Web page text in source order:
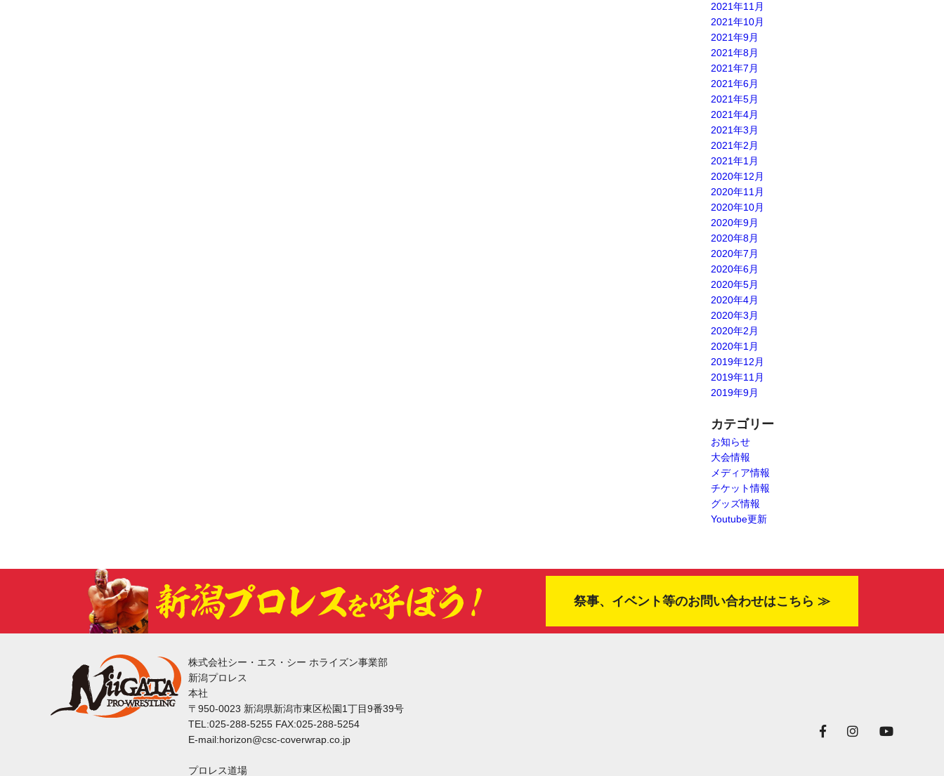
2021年11月
2021年10月
2021年9月
2021年8月
2021年7月
2021年6月
2021年5月
2021年4月
2021年3月
2021年2月
2021年1月
2020年12月
2020年11月
2020年10月
2020年9月
2020年8月
2020年7月
2020年6月
2020年5月
2020年4月
2020年3月
2020年2月
2020年1月
2019年12月
2019年11月
2019年9月
カテゴリー
お知らせ
大会情報
メディア情報
チケット情報
グッズ情報
Youtube更新
祭事、イベント等のお問い合わせはこちら ≫
株式会社シー・エス・シー ホライズン事業部
新潟プロレス
本社
〒950-0023 新潟県新潟市東区松園1丁目9番39号
TEL:025-288-5255 FAX:025-288-5254
E-mail:horizon@csc-coverwrap.co.jp
プロレス道場